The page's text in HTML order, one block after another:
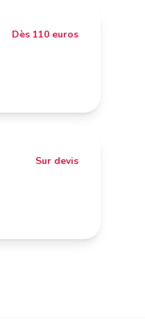
Dès 110 euros
Sur devis